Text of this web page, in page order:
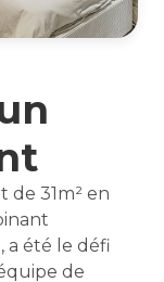
31m² en
a été le défi
de